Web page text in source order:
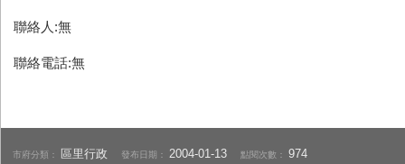
聯絡人:無
聯絡電話:無
市府分類： 區里行政 發布日期： 2004-01-13 點閱次數：974